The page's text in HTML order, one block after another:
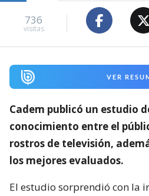
736
visitas
VER
Cadem publicó un estudio
conocimiento entre el
rostros de televisión,
los mejores evaluados.
El estudio sorprendió con la